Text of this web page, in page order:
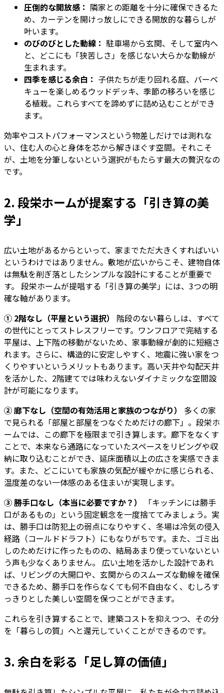
圧倒的な開放感： 隣家との距離を十分に確保できるた
め、カーテンを開けっ放しにできる開放的な暮らしが
叶います。
のびのびとした動線： 駐車場から玄関、そして室内へ
と、どこにも「狭苦しさ」を感じない大らかな動線が
生まれます。
四季を感じる余白： 子供たちが走り回れる庭、バーベ
キューを楽しめるウッドデッキ、季節の移ろいを感じ
る植栽。これらすべてを諦めずに詰め込むことができ
ます。
効率やコストパフォーマンスという物差しだけでは測れな
い、住む人の心と身体を芯から解きほぐす空間。それこそ
が、土地を分筆しないという選択がもたらす最大の贅沢なの
です。
2. 段栄ホームが提案する「引き算の美
学」
広い土地があるからといって、家までただ大きくすればいい
というわけではありません。敷地が広いからこそ、建物自体
は無駄を削ぎ落としたシンプルな設計にすることが重要で
す。 段栄ホームが提唱する「引き算の美学」には、3つの明
確な軸があります。
① 2階なし（平屋という選択）
階段のない暮らしは、すべて
の世代にとってストレスフリーです。ワンフロアで完結する
平屋は、上下階の移動がないため、家事動線が劇的に短縮さ
れます。さらに、構造的に安定しやすく、地震に強い家をつ
くりやすいというメリットもあります。高い天井や勾配天井
を活かした、2階建てでは味わえないダイナミックな空間設
計が可能になります。
② 廊下なし（空間の有効活用と家族のつながり）
多くの家
で見られる「部屋と部屋をつなぐためだけの廊下」。段栄ホ
ームでは、この廊下を極限まで引き算します。廊下をなくす
ことで、本来なら通路になっていたスペースをリビングや収
納に取り込むことができ、延床面積以上の広さを実感できま
す。また、どこにいても家族の気配が緩やかに感じられる、
温度差のない一体感のある住まいが実現します。
③ 勝手口なし（本当に必要ですか？）
「キッチンには勝手
口があるもの」という固定観念を一度捨ててみましょう。実
は、勝手口は防犯上の弱点になりやすく、冬場は冷気の侵入
経路（コールドドラフト）にもなりがちです。また、ゴミ出
しのためだけに作ったものの、結局あまり使っていないとい
う声も少なくありません。 広い土地を活かした設計であれ
ば、リビングの大開口や、玄関からのスムーズな動線を確保
できるため、勝手口を作らなくても何不自由なく、むしろす
っきりとした美しい空間を保つことができます。
これらを引き算することで、建築コストを抑えつつ、その分
を「暮らしの質」へと還元していくことができるのです。
3. 余白を彩る「足し算の価値」